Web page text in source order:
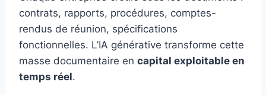
contrats, rapports, procédures, comptes-
rendus de réunion, spécifications
fonctionnelles. L’IA générative transforme cette
masse documentaire en capital exploitable en
temps réel.